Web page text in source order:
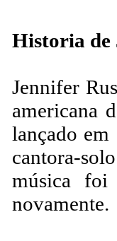
Historia de
Jennifer
americana
lançado
cantora-
música foi
novamente.